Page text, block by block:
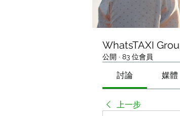
WhatsTAXI
公開 · 83 位會員
討論 媒體
上一步